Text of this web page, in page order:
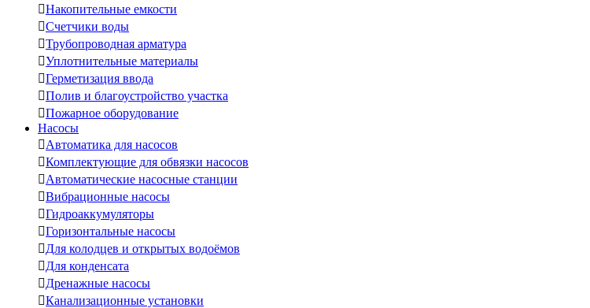
Накопительные емкости
Счетчики воды
Трубопроводная арматура
Уплотнительные материалы
Герметизация ввода
Полив и благоустройство участка
Пожарное оборудование
Насосы
Автоматика для насосов
Комплектующие для обвязки насосов
Автоматические насосные станции
Вибрационные насосы
Гидроаккумуляторы
Горизонтальные насосы
Для колодцев и открытых водоёмов
Для конденсата
Дренажные насосы
Канализационные установки